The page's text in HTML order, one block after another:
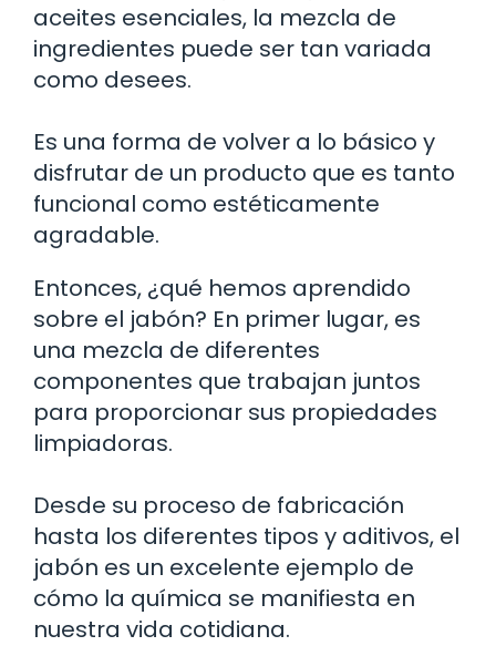
aceites esenciales, la mezcla de
ingredientes puede ser tan variada
como desees.
Es una forma de volver a lo básico y
disfrutar de un producto que es tanto
funcional como estéticamente
agradable.
Entonces, ¿qué hemos aprendido
sobre el jabón? En primer lugar, es
una mezcla de diferentes
componentes que trabajan juntos
para proporcionar sus propiedades
limpiadoras.
Desde su proceso de fabricación
hasta los diferentes tipos y aditivos, el
jabón es un excelente ejemplo de
cómo la química se manifiesta en
nuestra vida cotidiana.